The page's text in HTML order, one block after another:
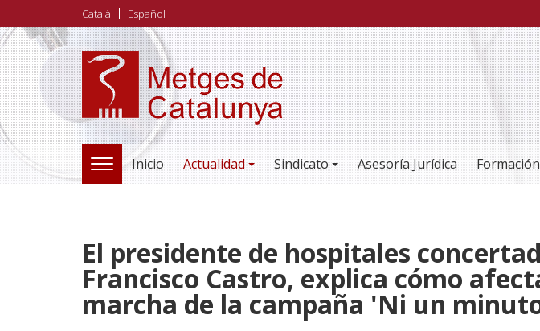
al
contenido
principal
Català Español
TOGGLE
NAVIGATION
Inicio Actualidad Sindicato Asesoría Jurídica Formación
El presidente de hospitales
Francisco Castro, explica cómo
marcha de la campaña 'Ni un